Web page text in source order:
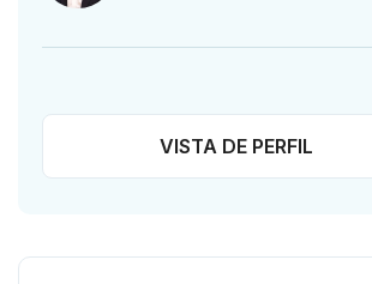
VISTA DE PERFIL